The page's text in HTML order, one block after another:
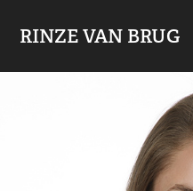
RINZE VAN BRUG